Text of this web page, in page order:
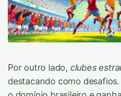
Por outro lado, clubes
destacando como